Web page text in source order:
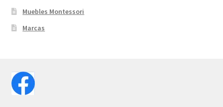
Muebles Montessori
Marcas